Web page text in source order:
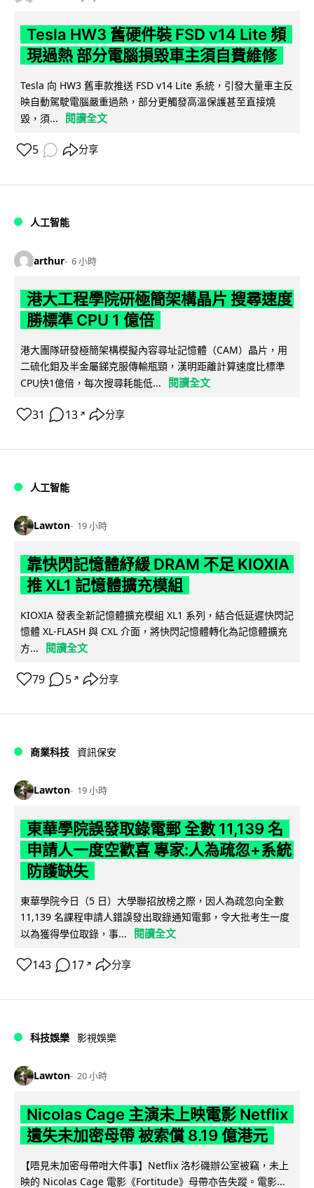
Tesla HW3 舊硬件裝 FSD v14 Lite 頻
現過熱 部分電腦損毀車主須自費維修
Tesla 向 HW3 舊車款推送 FSD v14 Lite 系統，引發大量車主反
映自動駕駛電腦嚴重過熱，部分更觸發高溫保護甚至直接燒
毀，須...
閱讀全文
5 分享
人工智能
arthur 6 小時
港大工程學院研極簡架構晶片 搜尋速度
勝標準 CPU 1 億倍
港大團隊研發極簡架構模擬內容尋址記憶體（CAM）晶片，用
二硫化鉬及半金屬銻克服傳輸瓶頸，漢明距離計算速度比標準
CPU快1億倍，每次搜尋耗能低...
閱讀全文
31 13 ↗ 分享
人工智能
Lawton 19 小時
靠快閃記憶體紓緩 DRAM 不足 KIOXIA
推 XL1 記憶體擴充模組
KIOXIA 發表全新記憶體擴充模組 XL1 系列，結合低延遲快閃記
憶體 XL-FLASH 與 CXL 介面，將快閃記憶體轉化為記憶體擴充
方...
閱讀全文
79 5 ↗ 分享
商業科技 資訊保安
Lawton 19 小時
東華學院誤發取錄電郵 全數 11,139 名
申請人一度空歡喜 專家:人為疏忽+系統
防護缺失
東華學院今日（5 日）大學聯招放榜之際，因人為疏忽向全數
11,139 名課程申請人錯誤發出取錄通知電郵，令大批考生一度
以為獲得學位取錄，事...
閱讀全文
143 17 ↗ 分享
科技娛樂 影視娛樂
Lawton 20 小時
Nicolas Cage 主演未上映電影 Netflix
遺失未加密母帶 被索償 8.19 億港元
【唔見未加密母帶咁大件事】Netflix 洛杉磯辦公室被竊，未上
映的 Nicolas Cage 電影《Fortitude》母帶亦告失蹤。電影...